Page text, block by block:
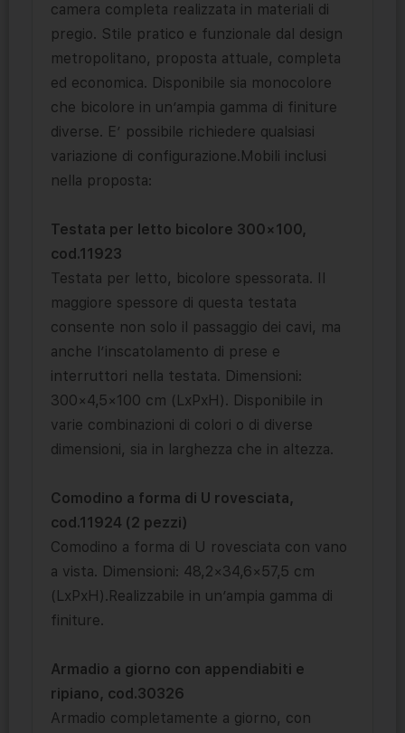
camera completa realizzata in materiali di
pregio. Stile pratico e funzionale dal design
metropolitano, proposta attuale, completa
ed economica. Disponibile sia monocolore
che bicolore in un’ampia gamma di finiture
diverse. E’ possibile richiedere qualsiasi
variazione di configurazione.Mobili inclusi
nella proposta:
Testata per letto bicolore 300×100,
cod.11923
Testata per letto, bicolore spessorata. Il
maggiore spessore di questa testata
consente non solo il passaggio dei cavi, ma
anche l’inscatolamento di prese e
interruttori nella testata. Dimensioni:
300×4,5×100 cm (LxPxH). Disponibile in
varie combinazioni di colori o di diverse
dimensioni, sia in larghezza che in altezza.
Comodino a forma di U rovesciata,
cod.11924 (2 pezzi)
Comodino a forma di U rovesciata con vano
a vista. Dimensioni: 48,2×34,6×57,5 cm
(LxPxH).Realizzabile in un’ampia gamma di
finiture.
Armadio a giorno con appendiabiti e
ripiano, cod.30326
Armadio completamente a giorno, con